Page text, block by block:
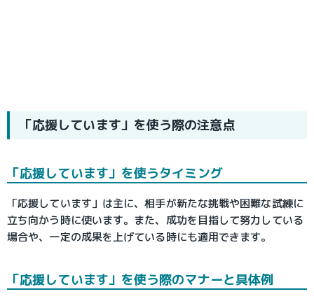
「応援しています」を使う際の注意点
「応援しています」を使うタイミング
「応援しています」は主に、相手が新たな挑戦や困難な試練に
立ち向かう時に使います。また、成功を目指して努力している
場合や、一定の成果を上げている時にも適用できます。
「応援しています」を使う際のマナーと具体例